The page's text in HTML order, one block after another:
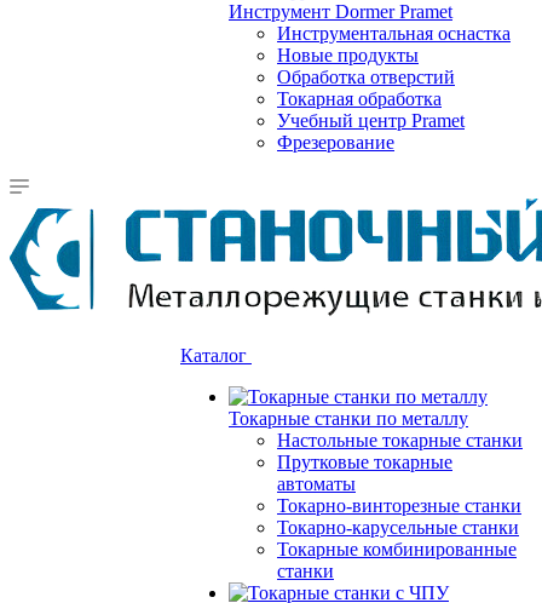
Инструмент Dormer Pramet
Инструментальная оснастка
Новые продукты
Обработка отверстий
Токарная обработка
Учебный центр Pramet
Фрезерование
Каталог
Токарные станки по металлу
Настольные токарные станки
Прутковые токарные
автоматы
Токарно-винторезные станки
Токарно-карусельные станки
Токарные комбинированные
станки